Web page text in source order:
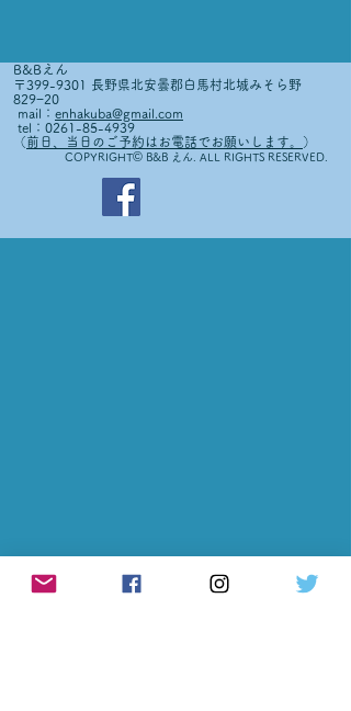
B&Bえん
〒399-9301 長野県北安曇郡白馬村北城みそら野
829−20
mail： enhakuba@gmail.com
tel：0261-85-4939
（ 前日、当日のご予約はお電話でお願いします。 ）
COPYRIGHT© B&B えん. ALL RIGHTS RESERVED.